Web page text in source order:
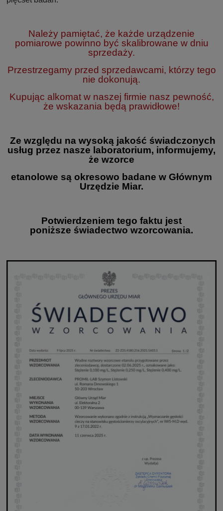
Należy pamiętać, że każde urządzenie
pomiarowe powinno być skalibrowane w dniu
sprzedaży.
Przestrzegamy przed sprzedawcami, którzy tego
nie dokonują.
Kupując alkomat w naszej firmie nasz pewność,
że wskazania będą prawidłowe!
Ze względu na wysoką jakość świadczonych
usług przez nasze laboratorium, informujemy,
że wzorce
etanolowe są okresowo badane w Głównym
Urzędzie Miar.
Potwierdzeniem tego faktu jest
poniższe świadectwo wzorcowania.